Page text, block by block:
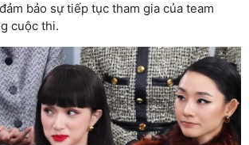
bảo sự tiếp tục tham gia của team
cuộc thi.